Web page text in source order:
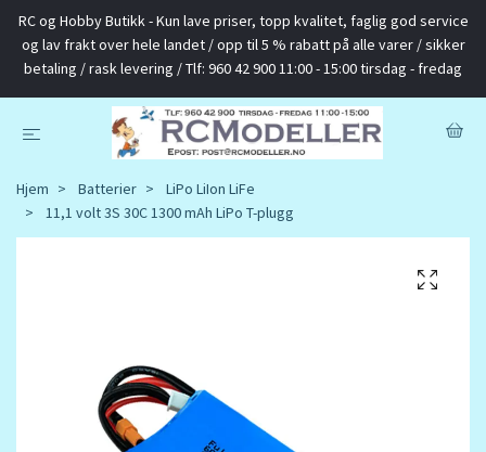
RC og Hobby Butikk - Kun lave priser, topp kvalitet, faglig god service
og lav frakt over hele landet / opp til 5 % rabatt på alle varer / sikker
betaling / rask levering / Tlf: 960 42 900 11:00 - 15:00 tirsdag - fredag
Hjem Batterier
LiPo LiIon LiFe
11,1 volt 3S 30C 1300 mAh LiPo T-plugg